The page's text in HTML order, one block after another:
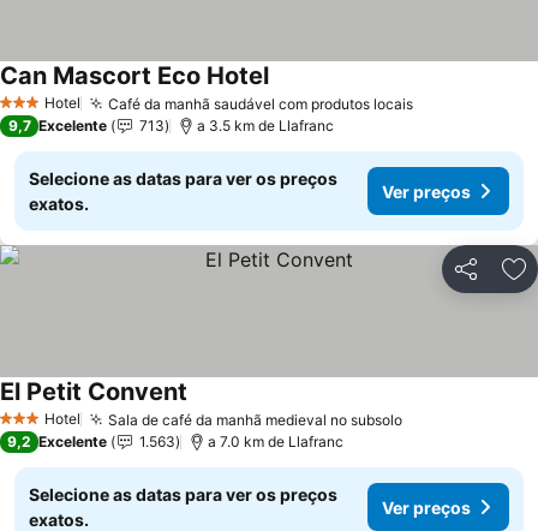
3 EstrelasHotel Café da manhã saudável com produtos locaisVer preços
Can Mascort Eco HotelVer preços
9,7 Excelente 713 a 3.5 km de Llafranc
Selecione as datas para ver os preços
exatos.
Ver preços
Partilhar
3 EstrelasHotel Sala de café da manhã medieval no subsoloVer preços
El Petit Convent
9,2 Excelente 1.563 a 7.0 km de Llafranc
Selecione as datas para ver os preços
exatos.
Ver preços